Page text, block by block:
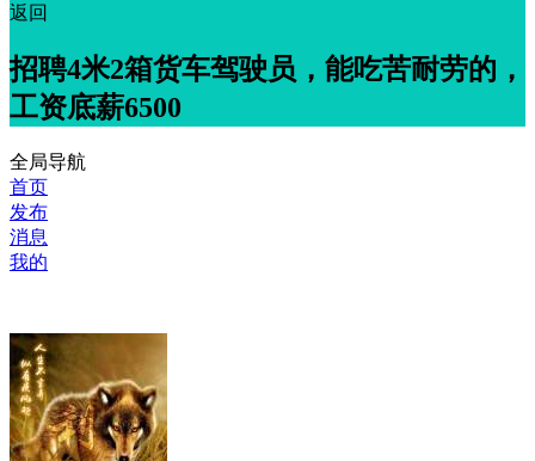
返回
招聘4米2箱货车驾驶员，能吃苦耐劳的，
工资底薪6500
全局导航
首页
发布
消息
我的